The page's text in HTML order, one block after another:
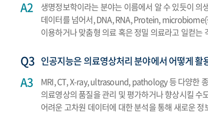
생명정보학이라는 분야는 이름에서 알 수 있듯이
데이터를 넘어서, DNA, RNA, Protein, microbiome(
이용하거나 맞춤형 의료 혹은 정밀 의료라고 일컫
인공지능은 의료영상처리 분야에서 어떻게 활
MRI, CT, X-ray, ultrasound, pathology 등 다양한
의료영상의 품질을 관리 및 평가하거나 향상시킬
어려운 고차원 데이터에 대한 분석을 통해 새로운